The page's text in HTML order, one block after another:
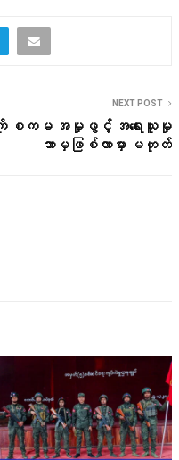
NEXT POST
ကို စကမ အမှုဖွင့် အရေးယူမှု
ဘာမှဖြစ်လာမှာ မဟုတ်